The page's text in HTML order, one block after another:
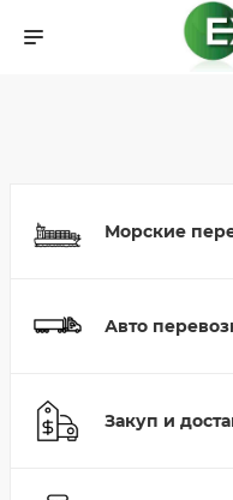
Морские
Авто
Закуп и